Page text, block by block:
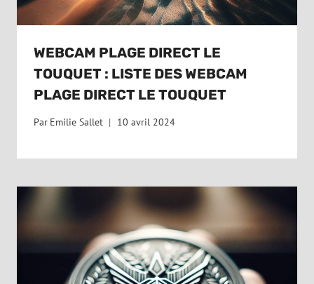
WEBCAM PLAGE DIRECT LE
TOUQUET : LISTE DES WEBCAM
PLAGE DIRECT LE TOUQUET
Par Emilie Sallet 10 avril 2024